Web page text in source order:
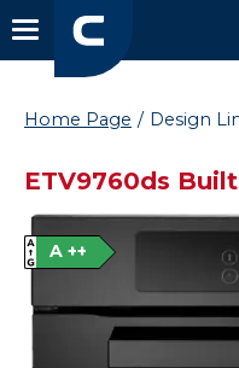
Home Page Design
ETV9760ds
A ++